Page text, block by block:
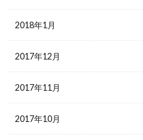
2018年1月
2017年12月
2017年11月
2017年10月